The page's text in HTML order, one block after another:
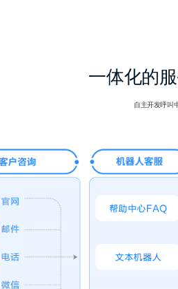
一体化的
自主开发呼叫